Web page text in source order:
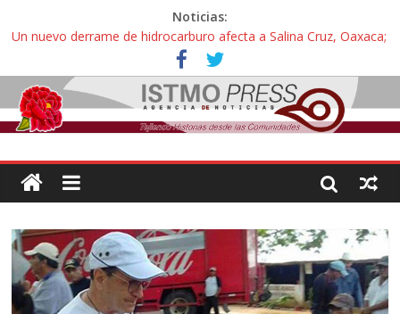
Noticias:
Un nuevo derrame de hidrocarburo afecta a Salina Cruz, Oaxaca;
ahora pescadores de Salinas del Marqués denuncian daños de
Pemex
Ángel, el joven autista expulsado por la Universidad Bienestar de
Ixtepec, Oaxaca vuelve a las aulas tras amparo
Familiares de periodista Alejandro Leyva se reúnen con titular de
intelectuales de su asesinato
Alertan pescadores de Juchitán, Oaxaca de nuevo despojo de su
Pescadores y comuneros ikoots detienen la extracción ilegal de
material pétreo de gravera Oyamel